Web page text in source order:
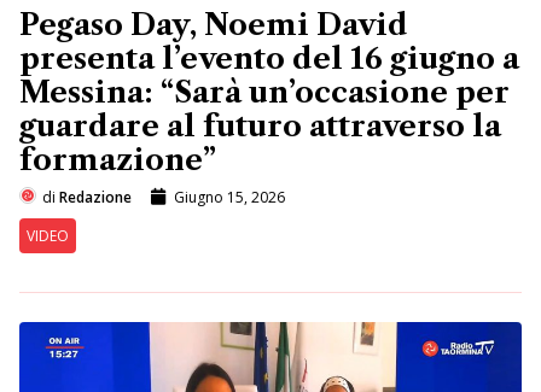
Pegaso Day, Noemi David
presenta l’evento del 16 giugno a
Messina: “Sarà un’occasione per
guardare al futuro attraverso la
formazione”
di Redazione
Giugno 15, 2026
VIDEO